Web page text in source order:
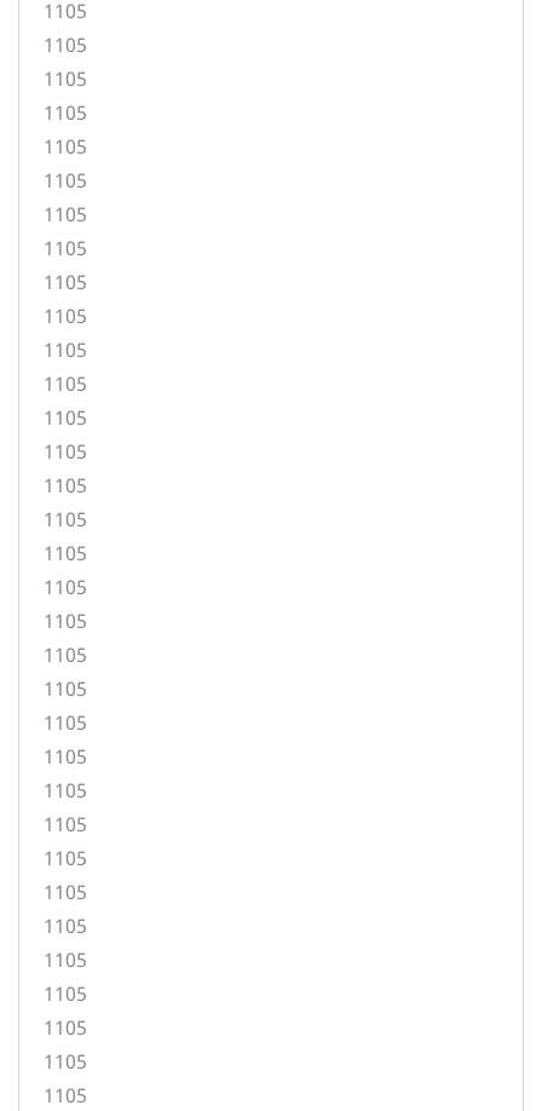
1105
1105
1105
1105
1105
1105
1105
1105
1105
1105
1105
1105
1105
1105
1105
1105
1105
1105
1105
1105
1105
1105
1105
1105
1105
1105
1105
1105
1105
1105
1105
1105
1105